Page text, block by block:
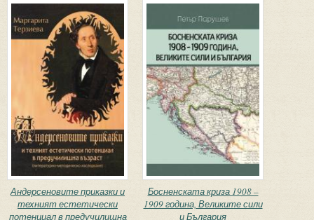
Андерсеновите приказки и
техният естетически
потенциал в предучилищна
Босненската криза 1908 –
1909 година, Великите сили
и България